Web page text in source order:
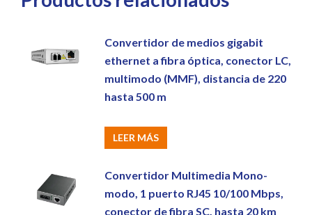
Convertidor de medios gigabit
ethernet a fibra óptica, conector LC,
multimodo (MMF), distancia de 220
hasta 500 m
LEER MÁS
Convertidor Multimedia Mono-
modo, 1 puerto RJ45 10/100 Mbps,
conector de fibra SC, hasta 20 km